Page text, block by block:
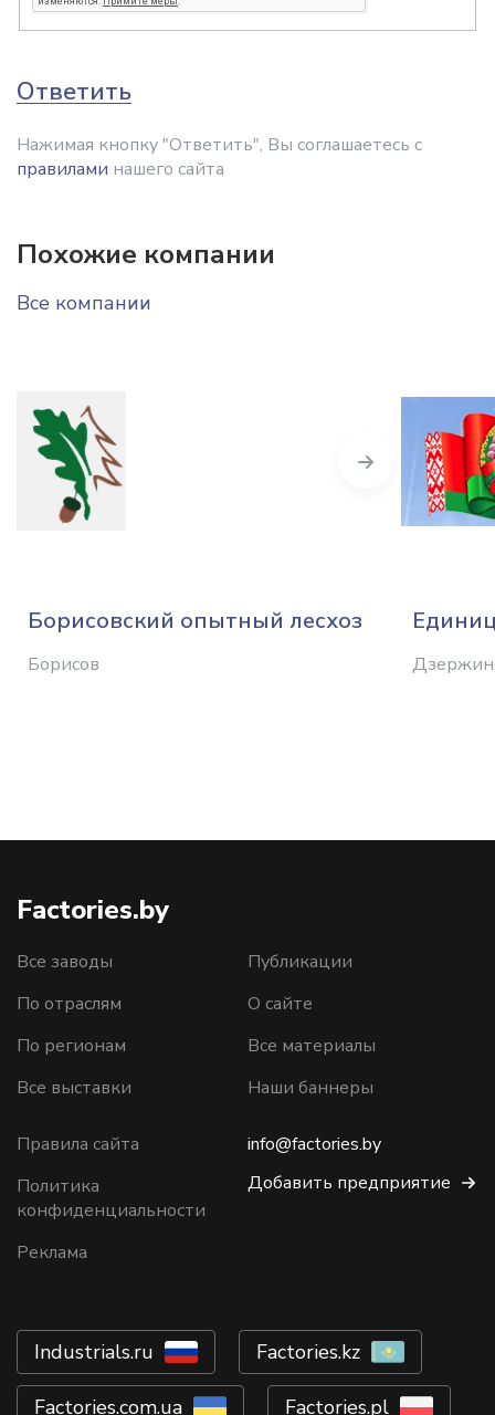
Ответить
Нажимая кнопку "Ответить", Вы соглашаетесь с
правилами нашего сайта
Похожие компании
Все компании
Борисовский опытный лесхоз
Борисов
Next
Factories.by
Все заводы
По отраслям
По регионам
Все выставки
Публикации
О сайте
Все материалы
Наши баннеры
Правила сайта
Политика
конфиденциальности
Реклама
info@factories.by
Добавить предприятие
Industrials.ru Factories.kz
Factories.com.ua Factories.pl